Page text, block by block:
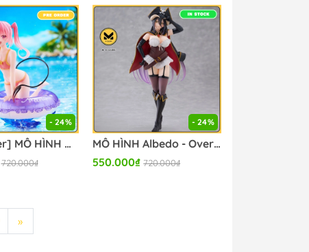
- 24%
[Pre Order] MÔ HÌNH Nana Astar Deviluke - To LOVEru Darkness - Aqua Float Girls (Taito) FIGURE CHÍNH HÃNG
720.000₫
- 24%
MÔ HÌNH Albedo - Overlord -Coreful Figure - Pirate Ver. (Taito) FIGURE CHÍNH HÃNG
550.000₫ 720.000₫
»